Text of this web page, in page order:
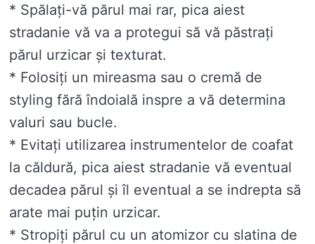
* Spălați-vă părul mai rar, pica aiest
stradanie vă va a protegui să vă păstrați
părul urzicar și texturat.
* Folosiți un mireasma sau o cremă de
styling fără îndoială inspre a vă determina
valuri sau bucle.
* Evitați utilizarea instrumentelor de coafat
la căldură, pica aiest stradanie vă eventual
decadea părul și îl eventual a se indrepta să
arate mai puțin urzicar.
* Stropiți părul cu un atomizor cu slatina de